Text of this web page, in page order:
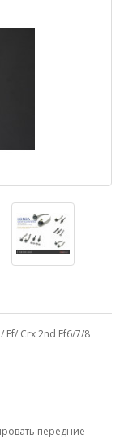
Ef/ Crx 2nd Ef6/7/8
передние